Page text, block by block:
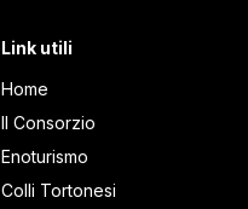
Link utili
Home
Il Consorzio
Enoturismo
Colli Tortonesi